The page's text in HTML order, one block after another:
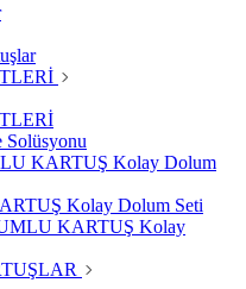
Solüsyonu
KARTUŞ Kolay Dolum
Kolay Dolum Seti
KARTUŞ Kolay